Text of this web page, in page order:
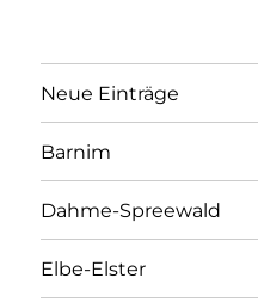
Neue Einträge
Barnim
Dahme-Spreewald
Elbe-Elster